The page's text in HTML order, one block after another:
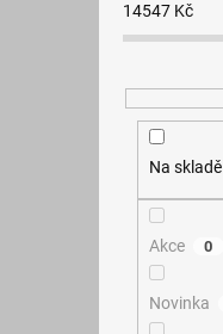
14547 Kč
Na skladě
Akce 0
Novinka